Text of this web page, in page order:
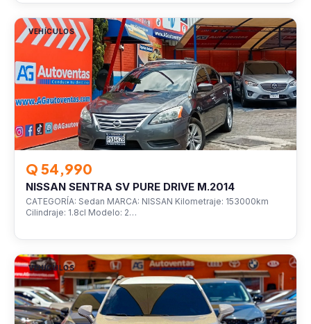
VEHÍCULOS
Q 54,990
NISSAN SENTRA SV PURE DRIVE M.2014
CATEGORÍA: Sedan MARCA: NISSAN Kilometraje: 153000km
Cilindraje: 1.8cl Modelo: 2…
VEHÍCULOS